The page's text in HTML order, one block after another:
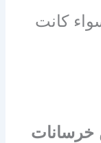
كانت